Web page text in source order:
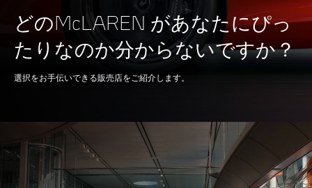
エンジン
総排気量 3,799 CM3
ツインターボ、ドライ
サンプ
どのMcLAREN があなたにぴっ
たりなのか分からないですか？
選択をお手伝いできる販売店をご紹介します。